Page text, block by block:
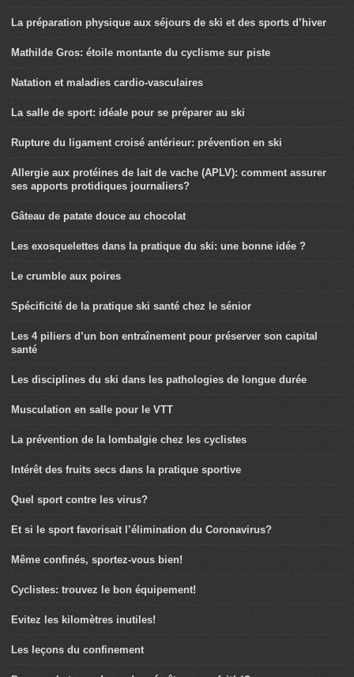
La préparation physique aux séjours de ski et des sports d’hiver
Mathilde Gros: étoile montante du cyclisme sur piste
Natation et maladies cardio-vasculaires
La salle de sport: idéale pour se préparer au ski
Rupture du ligament croisé antérieur: prévention en ski
Allergie aux protéines de lait de vache (APLV): comment assurer
ses apports protidiques journaliers?
Gâteau de patate douce au chocolat
Les exosquelettes dans la pratique du ski: une bonne idée ?
Le crumble aux poires
Spécificité de la pratique ski santé chez le sénior
Les 4 piliers d’un bon entraînement pour préserver son capital
santé
Les disciplines du ski dans les pathologies de longue durée
Musculation en salle pour le VTT
La prévention de la lombalgie chez les cyclistes
Intérêt des fruits secs dans la pratique sportive
Quel sport contre les virus?
Et si le sport favorisait l’élimination du Coronavirus?
Même confinés, sportez-vous bien!
Cyclistes: trouvez le bon équipement!
Evitez les kilomètres inutiles!
Les leçons du confinement